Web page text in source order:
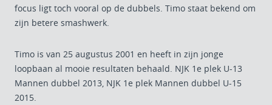
focus ligt toch vooral op de dubbels. Timo staat bekend om
zijn betere smashwerk.
Timo is van 25 augustus 2001 en heeft in zijn jonge
loopbaan al mooie resultaten behaald. NJK 1e plek U-13
Mannen dubbel 2013, NJK 1e plek Mannen dubbel U-15
2015.